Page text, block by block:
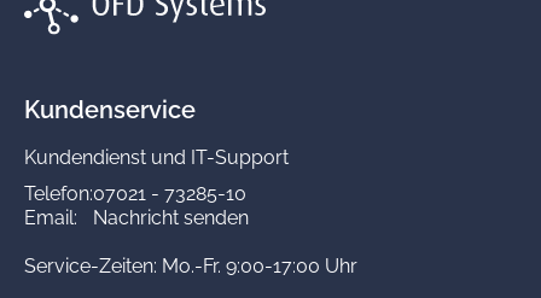
Kundenservice
Kundendienst und IT-Support
Telefon:07021 - 73285-10
Email:
Nachricht senden
Service-Zeiten: Mo.-Fr. 9:00-17:00 Uhr